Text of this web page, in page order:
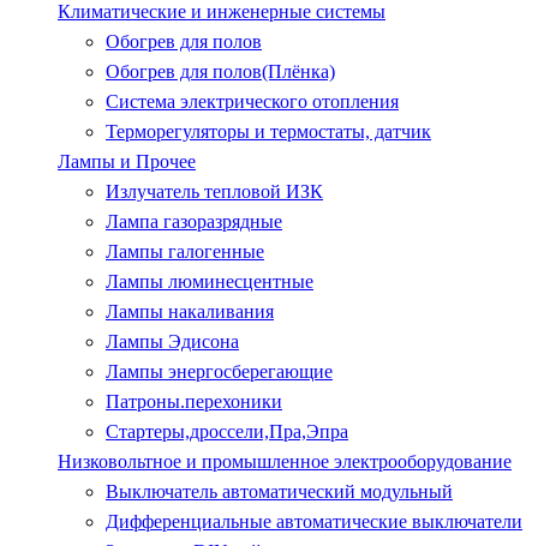
Климатические и инженерные системы
Обогрев для полов
Обогрев для полов(Плёнка)
Система электрического отопления
Терморегуляторы и термостаты, датчик
Лампы и Прочее
Излучатель тепловой ИЗК
Лампа газоразрядные
Лампы галогенные
Лампы люминесцентные
Лампы накаливания
Лампы Эдисона
Лампы энергосберегающие
Патроны.перехоники
Стартеры,дроссели,Пра,Эпра
Низковольтное и промышленное электрооборудование
Выключатель автоматический модульный
Дифференциальные автоматические выключатели